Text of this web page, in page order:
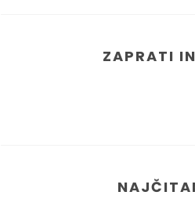
ZAPRATI